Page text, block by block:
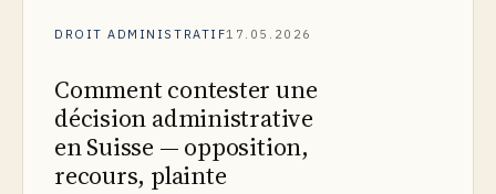
DROIT ADMINISTRATIF17.05.2026
Comment contester une
décision administrative
en Suisse — opposition,
recours, plainte